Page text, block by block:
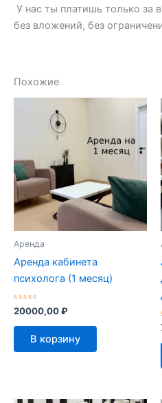
У нас ты платишь только за
без вложений, без
Похожие
Аренда
Аренда кабинета
психолога (1 месяц)
Оценка
0
из
20000,00₽
В корзину